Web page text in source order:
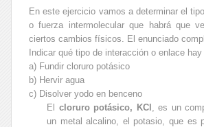
En este ejercicio vamos a determinar el
o fuerza intermolecular que habrá que
ciertos cambios físicos. El enunciado
Indicar qué tipo de interacción o enlace
a) Fundir cloruro potásico
b) Hervir agua
c) Disolver yodo en benceno
El cloruro potásico, KCl , es un
un metal alcalino, el potasio, que es